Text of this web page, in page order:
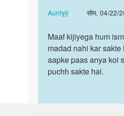
bhi…
Auntyji
सोम, 04/22/
In
reply
to
Sex
karna
hai.
bhi…
Maaf
kijiyega
hum
isme
Maaf kijiyega hum
madad nahi kar sakte
aapke paas anya koi
puchh sakte hai.